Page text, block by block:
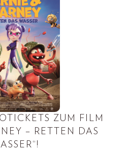
ZUM FILM
– RETTEN DAS